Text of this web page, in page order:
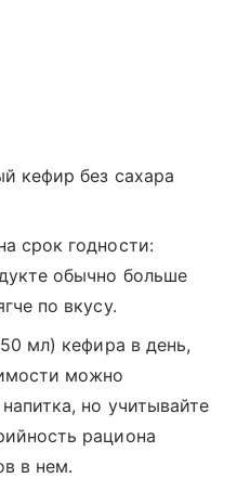
кефир без сахара
срок годности:
обычно больше
по вкусу.
мл) кефира в день,
можно
но учитывайте
рациона
в нем.